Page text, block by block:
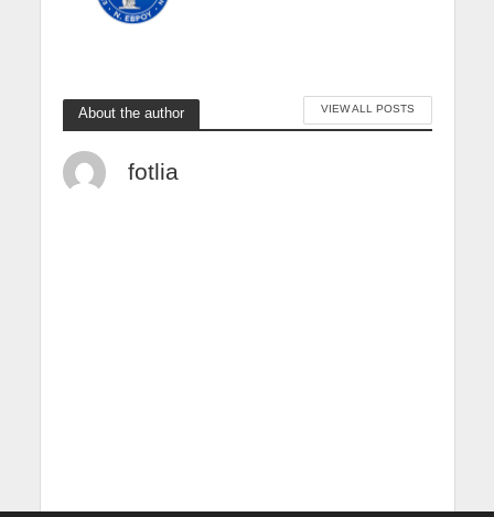
About the author VIEW ALL POSTS
fotlia